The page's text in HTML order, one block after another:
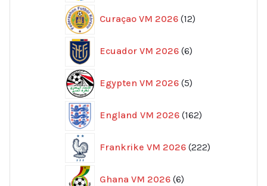
Curaçao VM 2026 12
produkter
Ecuador VM 2026 6
produkter
Egypten VM 2026 5
produkter
England VM 2026 162
produkter
Frankrike VM 2026 222
produkter
Ghana VM 2026 6